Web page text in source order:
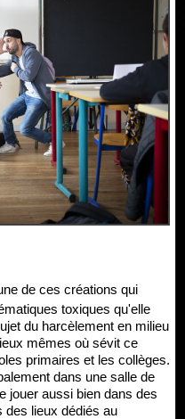
de ces créations qui
toxiques qu'elle
du harcèlement en milieu
mêmes où sévit ce
primaires et les collèges.
dans une salle de
jouer aussi bien dans des
des lieux dédiés au